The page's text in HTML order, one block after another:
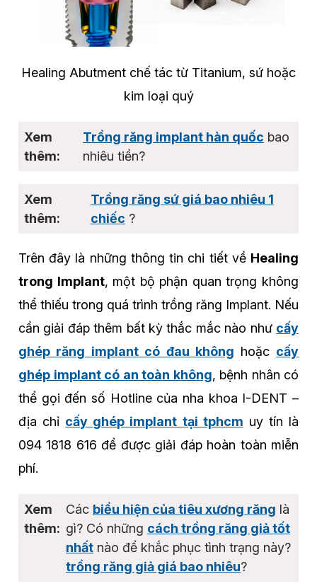
Healing Abutment chế tác từ Titanium, sứ hoặc
kim loại quý
Trồng răng implant hàn quốc bao
nhiêu tiền?
Trồng răng sứ giá bao nhiêu 1
chiếc ?
Trên đây là những thông tin chi tiết về Healing
trong Implant, một bộ phận quan trọng không
thể thiếu trong quá trình trồng răng Implant. Nếu
cần giải đáp thêm bất kỳ thắc mắc nào như cấy
ghép răng implant có đau không hoặc cấy
ghép implant có an toàn không, bệnh nhân có
thể gọi đến số Hotline của nha khoa I-DENT –
địa chỉ cấy ghép implant tại tphcm uy tín là
094 1818 616 để được giải đáp hoàn toàn miễn
phí.
Các biểu hiện của tiêu xương răng là
gì? Có những cách trồng răng giả tốt
nhất nào để khắc phục tình trạng này?
trồng răng giả giá bao nhiêu?